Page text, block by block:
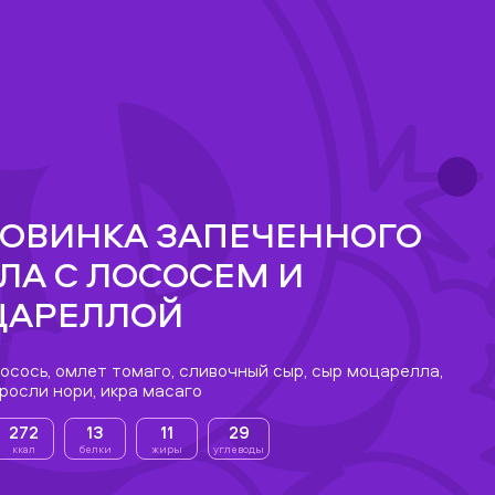
ЗАПЕЧЕННОГО
С ЛОСОСЕМ И
омлет томаго, сливочный сыр, сыр моцарелла,
нори, икра масаго
272
ккал
13
белки
11
жиры
29
углеводы